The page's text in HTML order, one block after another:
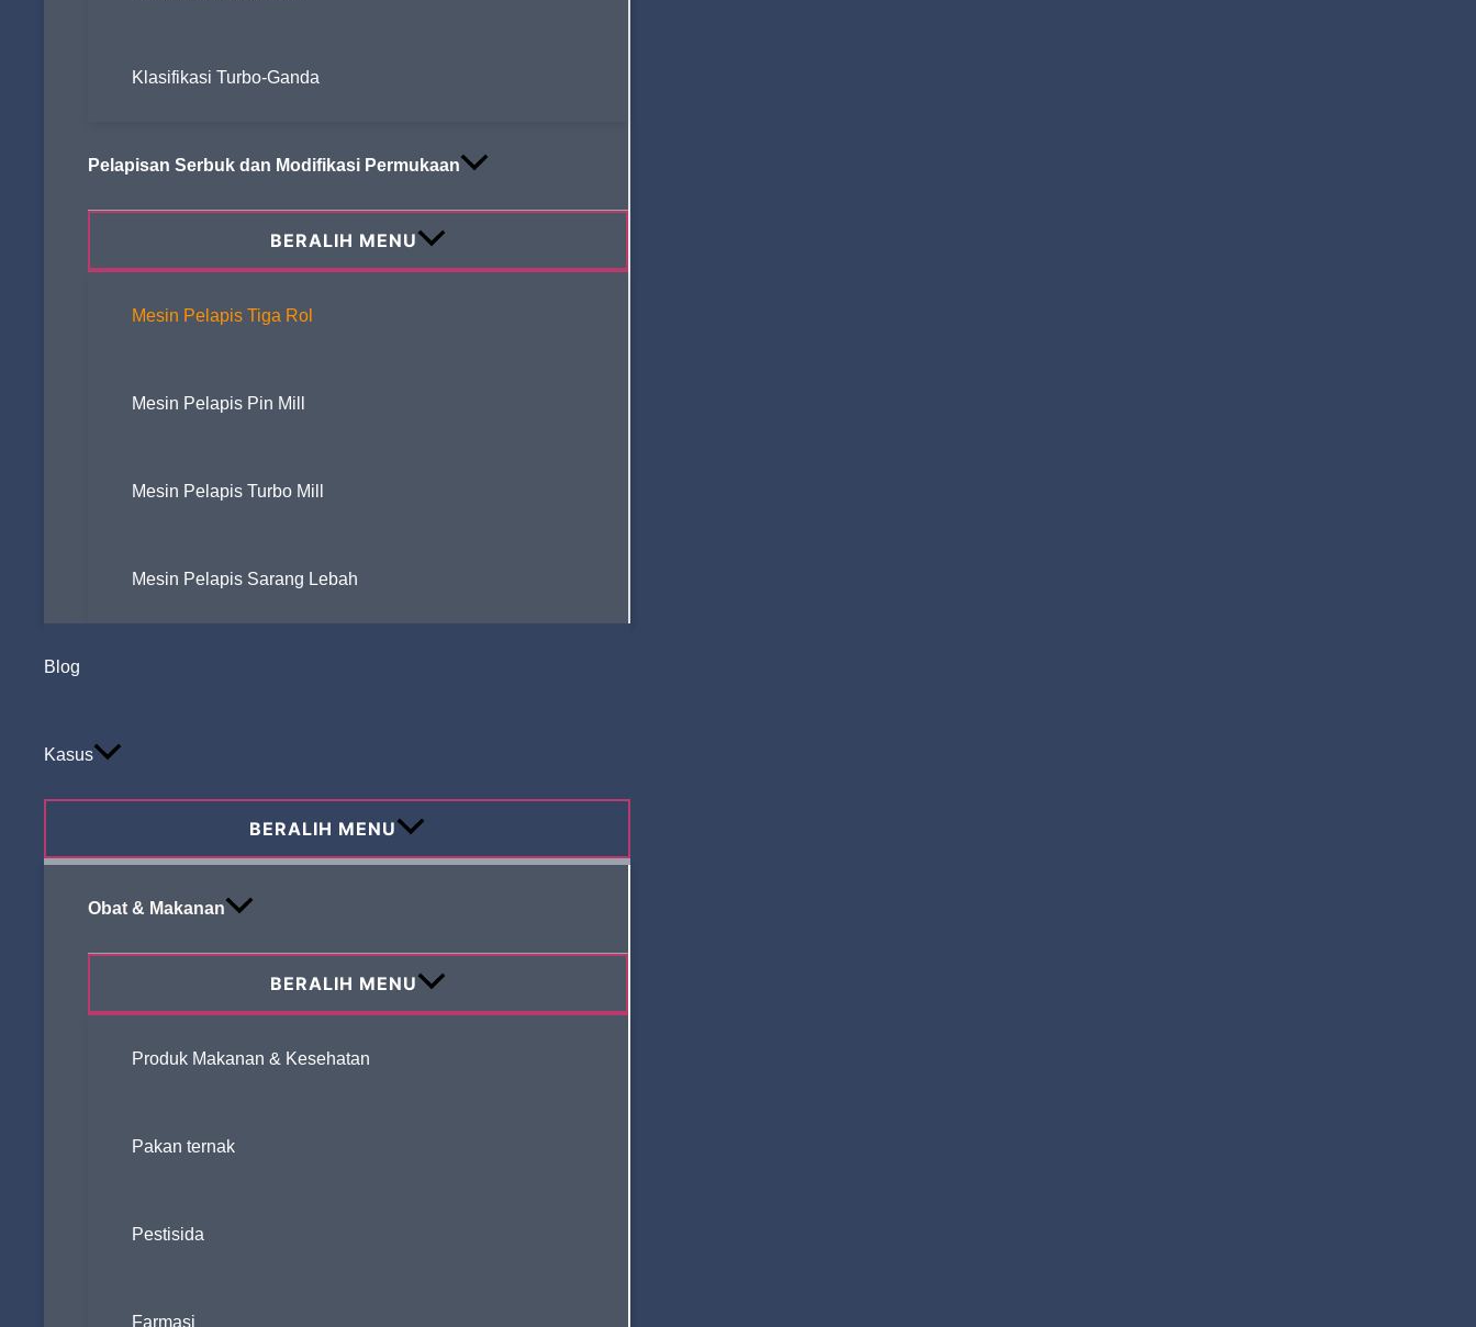
Klasifikasi Turbo-Ganda
Pelapisan Serbuk dan Modifikasi Permukaan
BERALIH MENU
Mesin Pelapis Tiga Rol
Mesin Pelapis Pin Mill
Mesin Pelapis Turbo Mill
Mesin Pelapis Sarang Lebah
Blog
Kasus
BERALIH MENU
Obat & Makanan
BERALIH MENU
Produk Makanan & Kesehatan
Pakan ternak
Pestisida
Farmasi
PRODUK TERKAIT
Jet Mil MQW240